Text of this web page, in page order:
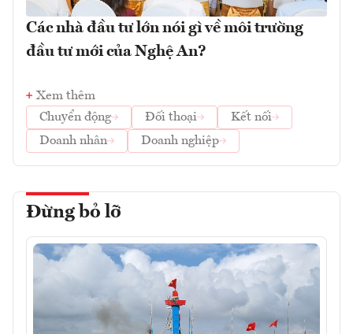
Các nhà đầu tư lớn nói gì về môi trường
đầu tư mới của Nghệ An?
Xem thêm
Chuyển động
Đối thoại
Kết nối
Doanh nhân
Doanh nghiệp
Đừng bỏ lỡ